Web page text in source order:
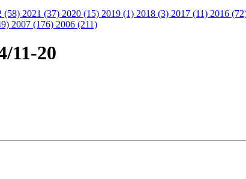
(58) 2021 (37) 2020 (15) 2019 (1) 2018 (3) 2017 (11) 2016
2007 (176) 2006 (211)
11-20